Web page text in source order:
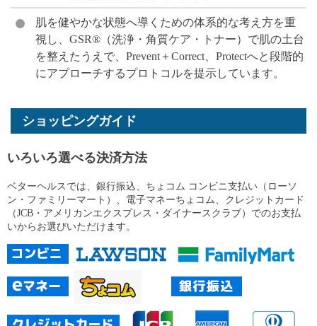
肌を健やかな状態へ導くための体系的な考え方を重
視し、GSR®（洗浄・角質ケア・トナー）で肌の土台
を整えたうえで、Prevent＋Correct、Protectへと段階的
にアプローチするプロトコルを提示しています。
ショッピングガイド
いろいろ選べる決済方法
ベターヘルスでは、銀行振込、ちょコム コンビニ支払い（ローソ
ン・ファミリーマート）、電子マネーちょコム、クレジットカード
（JCB・アメリカンエクスプレス・ダイナースクラブ）でのお支払
いからお選びいただけます。